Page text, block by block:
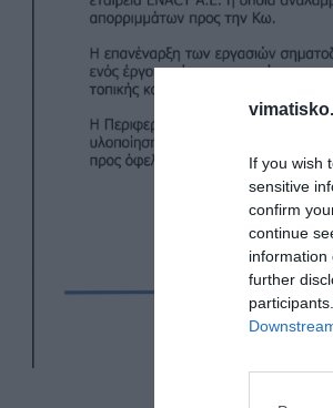
If you wish
sensitive
confirm
continue
information
further